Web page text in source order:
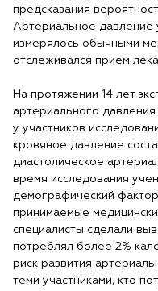
предсказания
Артериальное давление
измерялось обычными
отслеживался прием
На протяжении 14 лет
артериального
у участников
кровяное давление
диастолическое
время исследования
демографический
принимаемые
специалисты сделали
потреблял более 2%
риск развития
теми участниками, кто